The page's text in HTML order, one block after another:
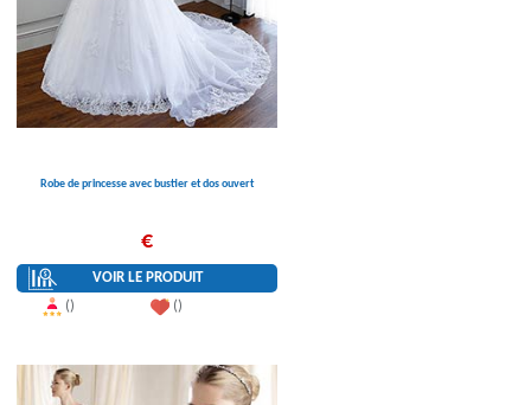
Robe de princesse avec bustier et dos ouvert
€
VOIR LE PRODUIT
()
()